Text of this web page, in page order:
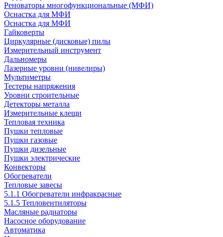
Реноваторы многофункциональные (МФИ)
Оснастка для МФИ
Оснастка для МФИ
Гайковерты
Циркулярные (дисковые) пилы
Измерительный инструмент
Дальномеры
Лазерные уровни (нивелиры)
Мультиметры
Тестеры напряжения
Уровни строительные
Детекторы металла
Измерительные клещи
Тепловая техника
Пушки тепловые
Пушки газовые
Пушки дизельные
Пушки электрические
Конвекторы
Обогреватели
Тепловые завесы
5.1.1 Обогреватели инфракрасные
5.1.5 Тепловентиляторы
Масляные радиаторы
Насосное оборудование
Автоматика